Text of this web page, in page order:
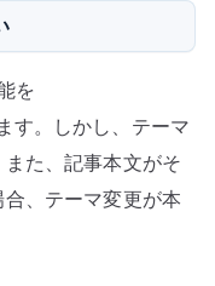
を
す。しかし、テーマ
た、記事本文がそ
、テーマ変更が本